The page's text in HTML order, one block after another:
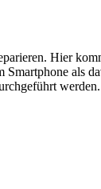
Hier
als